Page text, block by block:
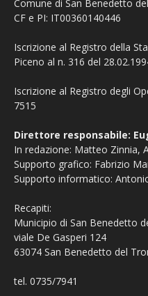
Comune di San Benedetto
CF e PI: IT00360140446
Iscrizione al Registro della
Piceno al n. 316 del
Iscrizione al Registro degli
7515
Direttore responsabile:
In redazione: Matteo Zinnia,
Supporto grafico: Fabrizio
Supporto informatico:
Recapiti:
Municipio di San Benedetto
viale De Gasperi 124
63074 San Benedetto del
tel. 0735/7941